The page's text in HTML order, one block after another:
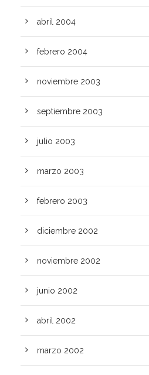
abril 2004
febrero 2004
noviembre 2003
septiembre 2003
julio 2003
marzo 2003
febrero 2003
diciembre 2002
noviembre 2002
junio 2002
abril 2002
marzo 2002